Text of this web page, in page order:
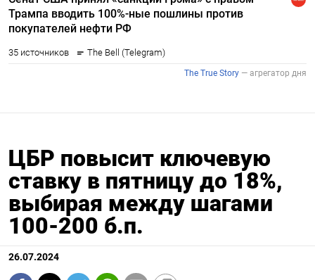
ЦБР повысит ключевую
ставку в пятницу до 18%,
выбирая между шагами
100-200 б.п.
26.07.2024